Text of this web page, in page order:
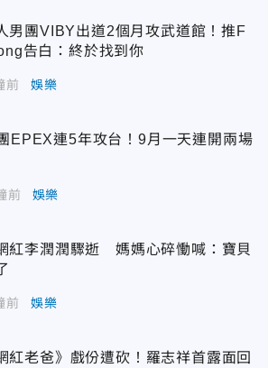
男團VIBY出道2個月攻武道館！推F
告白：終於找到你
前 娛樂
EPEX連5年攻台！9月一天連開兩場
前 娛樂
紅李潤潤驟逝 媽媽心碎慟喊：寶貝
前 娛樂
紅老爸》戲份遭砍！羅志祥首露面回